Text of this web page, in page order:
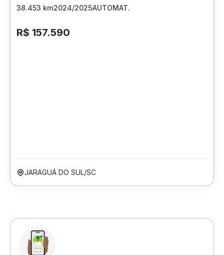
38.453 km2024/2025AUTOMAT.
R$ 157.590
JARAGUÁ DO SUL/SC